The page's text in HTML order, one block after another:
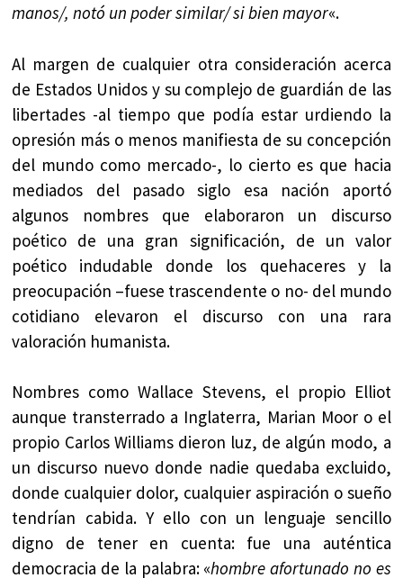
manos/, notó un poder similar/ si bien mayor«.
Al margen de cualquier otra consideración acerca
de Estados Unidos y su complejo de guardián de las
libertades -al tiempo que podía estar urdiendo la
opresión más o menos manifiesta de su concepción
del mundo como mercado-, lo cierto es que hacia
mediados del pasado siglo esa nación aportó
algunos nombres que elaboraron un discurso
poético de una gran significación, de un valor
poético indudable donde los quehaceres y la
preocupación –fuese trascendente o no- del mundo
cotidiano elevaron el discurso con una rara
valoración humanista.
Nombres como Wallace Stevens, el propio Elliot
aunque transterrado a Inglaterra, Marian Moor o el
propio Carlos Williams dieron luz, de algún modo, a
un discurso nuevo donde nadie quedaba excluido,
donde cualquier dolor, cualquier aspiración o sueño
tendrían cabida. Y ello con un lenguaje sencillo
digno de tener en cuenta: fue una auténtica
democracia de la palabra: «hombre afortunado no es